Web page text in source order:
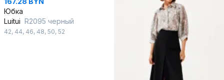
Юбка
Luitui R2095 черный
42, 44, 46, 48, 50, 52